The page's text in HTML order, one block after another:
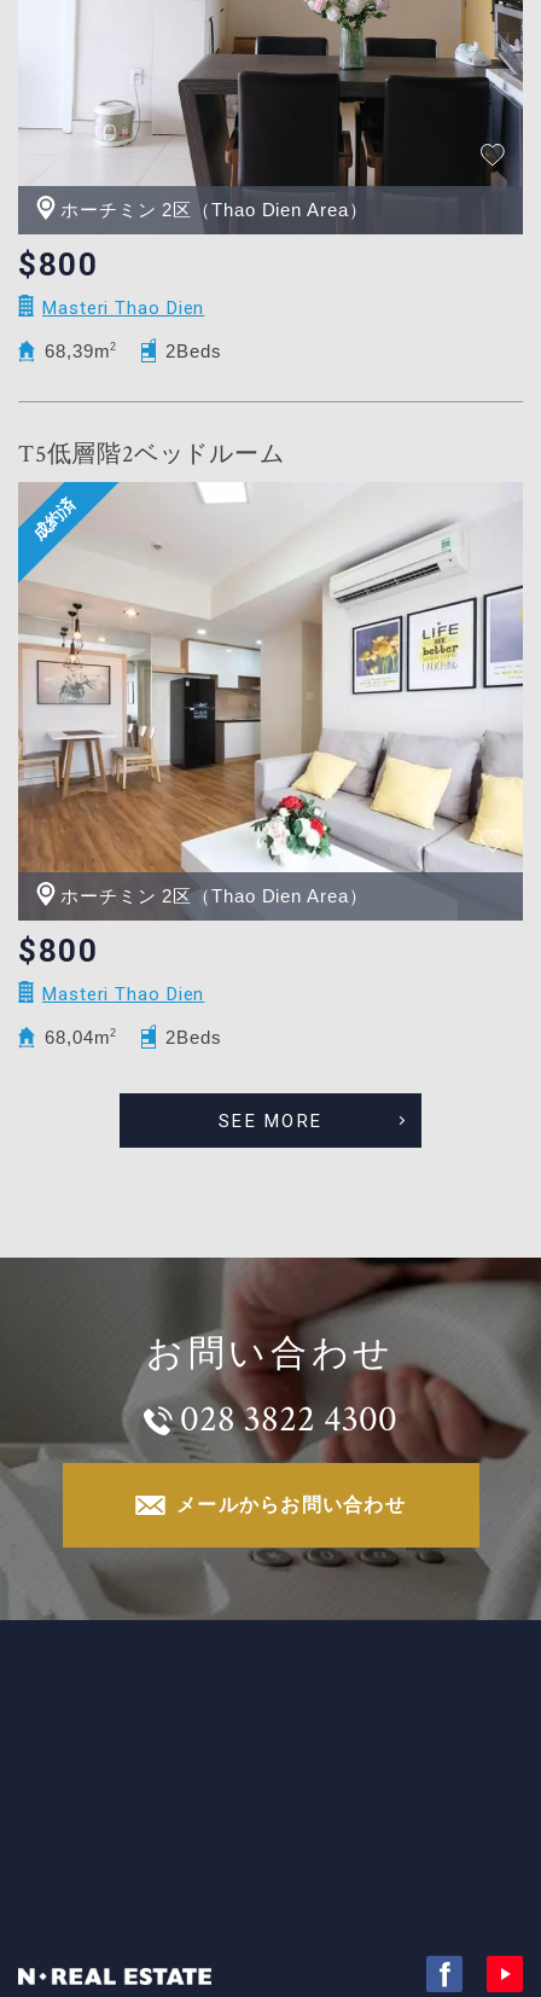
ホーチミン 2区（Thao Dien Area）
$800
Masteri Thao Dien
68,39m2 2Beds
T5低層階2ベッドルーム
ホーチミン 2区（Thao Dien Area）
$800
Masteri Thao Dien
68,04m2 2Beds
SEE MORE
お問い合わせ
028 3822 4300
メールからお問い合わせ